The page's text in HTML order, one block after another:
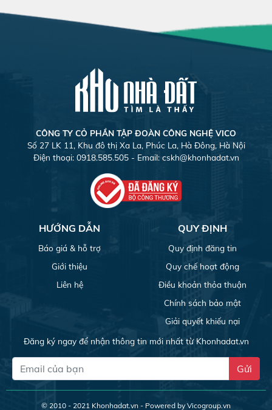
CÔNG TY CỎ PHẦN TẬP ĐOÀN CÔNG NGHỆ VICO
Số 27 LK 11, Khu đô thị Xa La, Phúc La, Hà Đông, Hà Nội
Điện thoại: 0918.585.505 - Email: cskh@khonhadat.vn
HƯỚNG DẪN
Báo giá & hỗ trợ
Giới thiệu
Liên hệ
QUY ĐỊNH
Quy định đăng tin
Quy chế hoạt động
Điều khoản thỏa thuận
Chính sách bảo mật
Giải quyết khiếu nại
Đăng ký ngay để nhận thông tin mới nhất từ Khonhadat.vn
Gửi
© 2010 - 2021 Khonhadat.vn - Powered by Vicogroup.vn